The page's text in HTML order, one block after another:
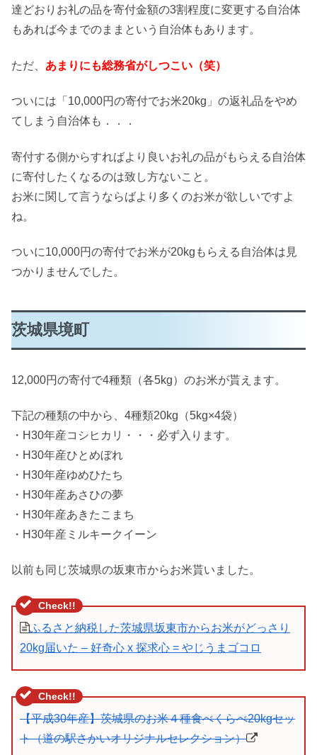
達どおりお礼の品を寄付金額の3割程度に変更する自治体
もあれば今までのままという自治体もあります。
ただ、 あまりにも総務省がしつこい（笑）
ついには「10,000円の寄付でお米20kg」の返礼品をやめ
てしまう自治体も．．．
寄付する側からすればより良いお礼の品がもらえる自治体
に寄付したくなるのは致し方ないこと。
お米に関して言うならばより多くのお米が欲しいですよ
ね。
ついに10,000円の寄付でお米が20kgもらえる自治体は見
つかりませんでした。
茨城県境町
12,000円の寄付で4種類（各5kg）のお米が貰えます。
下記の種類の中から、4種類20kg（5kg×4袋）
・H30年産コシヒカリ・・・必ず入ります。
・H30年産ひとめぼれ
・H30年産ゆめひたち
・H30年産あさひの夢
・H30年産あきたこまち
・H30年産ミルキークイーン
以前も同じ茨城県の坂東市からお米貰いました。
ふるさと納税した茨城県坂東市からお米がどっさり
20kg届いた – 好奇心 x 探求心 = やじうまゴコロ
【平成30年産】茨城県のお米４種食べくらべ20kgセッ
ト（道の駅さかいオリジナルセレクション）